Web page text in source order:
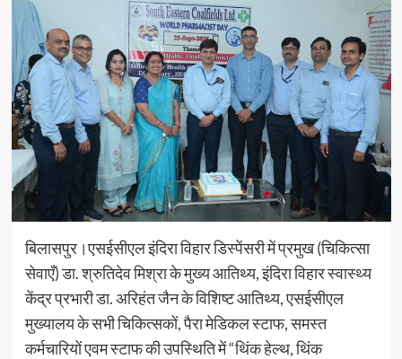
बिलासपुर।एसईसीएल इंदिरा विहार डिस्पेंसरी में प्रमुख (चिकित्सा
सेवाएँ) डा. श्रुतिदेव मिश्रा के मुख्य आतिथ्य, इंदिरा विहार स्वास्थ्य
केंद्र प्रभारी डा. अरिहंत जैन के विशिष्ट आतिथ्य, एसईसीएल
मुख्यालय के सभी चिकित्सकों, पैरा मेडिकल स्टाफ, समस्त
कर्मचारियों एवम स्टाफ की उपस्थिति में “थिंक हेल्थ, थिंक